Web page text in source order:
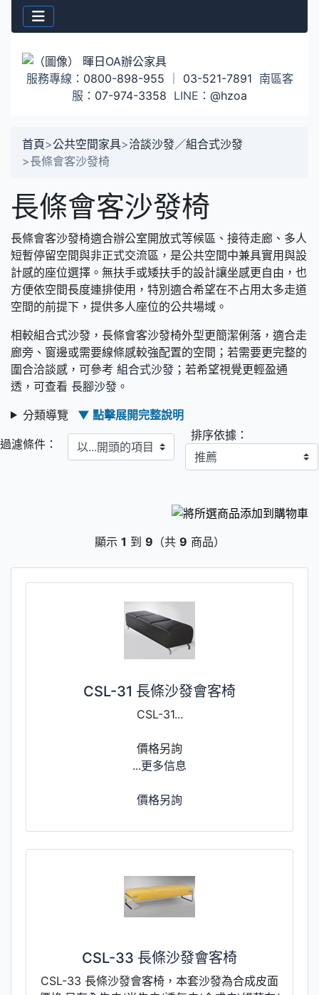
服務專線： 0800-898-955 03-521-7891 南區客
服： 07-974-3358 LINE： @hzoa
首頁>公共空間家具>洽談沙發／組合式沙發
>長條會客沙發椅
長條會客沙發椅
長條會客沙發椅適合辦公室開放式等候區、接待走廊、多人
短暫停留空間與非正式交流區，是公共空間中兼具實用與設
計感的座位選擇。無扶手或矮扶手的設計讓坐感更自由，也
方便依空間長度連排使用，特別適合希望在不占用太多走道
空間的前提下，提供多人座位的公共場域。
相較組合式沙發，長條會客沙發椅外型更簡潔俐落，適合走
廊旁、窗邊或需要線條感較強配置的空間；若需要更完整的
圍合洽談感，可參考 組合式沙發 ；若希望視覺更輕盈通
透，可查看 長腳沙發 。
分類導覽
▼ 點擊展開完整說明
過濾條件： 以...開頭的項目 排序依據：
顯示 1 到 9 （共 9 商品）
CSL-31 長條沙發會客椅
CSL-31...
價格另詢
...更多信息
價格另詢
CSL-33 長條沙發會客椅
CSL-33 長條沙發會客椅，本套沙發為合成皮面